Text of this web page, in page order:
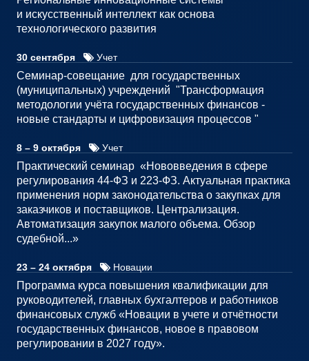
и искусственный интеллект как основа
технологического развития
30 сентября Учет
Семинар-совещание для государственных
(муниципальных) учреждений "Трансформация
методологии учёта государственных финансов -
новые стандарты и цифровизация процессов "
8 – 9 октября Учет
Практический семинар «Нововведения в сфере
регулирования 44-ФЗ и 223-ФЗ. Актуальная практика
применения норм законодательства о закупках для
заказчиков и поставщиков. Централизация.
Автоматизация закупок малого объема. Обзор
судебной...»
23 – 24 октября Новации
Программа курса повышения квалификации для
руководителей, главных бухгалтеров и работников
финансовых служб «Новации в учете и отчётности
государственных финансов, новое в правовом
регулировании в 2027 году».